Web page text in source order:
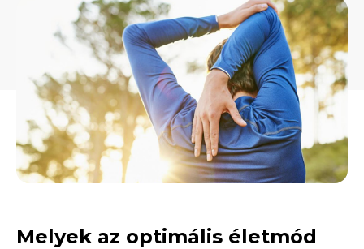
Melyek az optimális életmód